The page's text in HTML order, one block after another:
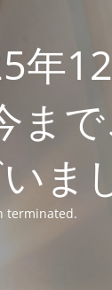
年
ま
terminated.